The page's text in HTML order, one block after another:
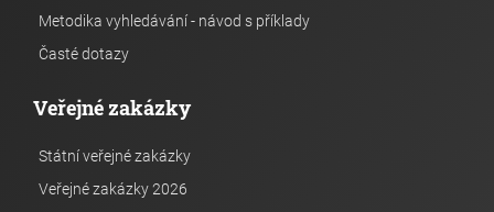
Metodika vyhledávání - návod s příklady
Časté dotazy
Veřejné zakázky
Státní veřejné zakázky
Veřejné zakázky 2026